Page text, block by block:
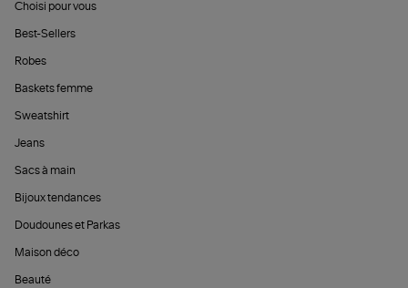
Choisi pour vous
Best-Sellers
Robes
Baskets femme
Sweatshirt
Jeans
Sacs à main
Bijoux tendances
Doudounes et Parkas
Maison déco
Beauté